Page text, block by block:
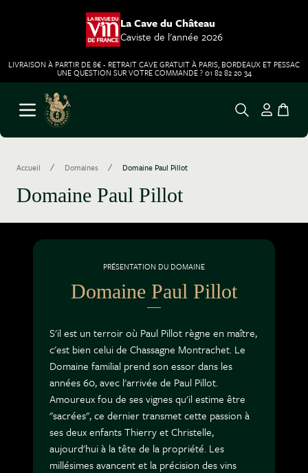
La Cave du Château
Caviste de l'année 2026
LIVRAISON À PARTIR DE 8€ - RETRAIT CAVE GRATUIT À PARIS, BORDEAUX ET PESSAC
UNE QUESTION SUR VOTRE COMMANDE ? 01 82 82 20 34
Aller au contenu
Ouvrir le menu
Accueil / Domaines / Domaine Paul Pillot
Domaine Paul Pillot
PRÉSENTATION DU DOMAINE
Domaine Paul Pillot
S'il est un terroir où Paul Pillot règne en maître,
c'est bien celui de Chassagne Montrachet. Le
Domaine familial prend son essor dans les
années 60, avec l'arrivée de Paul Pillot.
Amoureux fou de ses vignes qu'il estime être
"sacrées", ce dernier transmet cette passion à
ses deux enfants Thierry et Christelle,
aujourd'hui à la tête de la propriété. Les
millésimes avancent et la précision des vins